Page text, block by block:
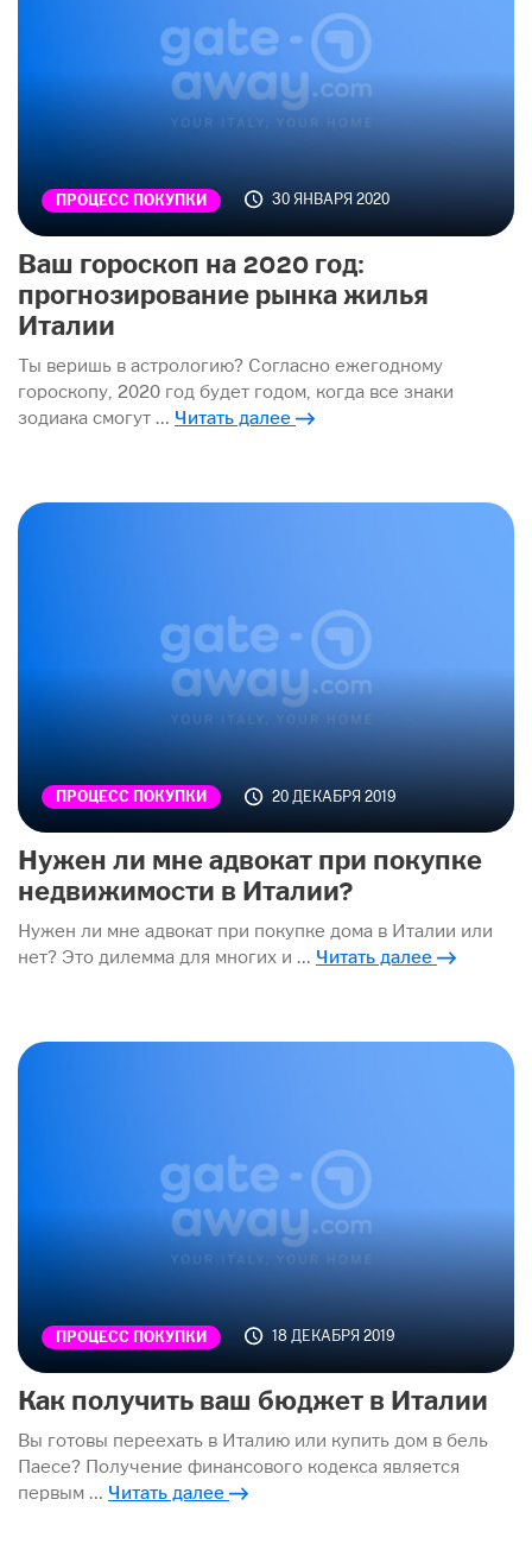
ПРОЦЕСС ПОКУПКИ 30 ЯНВАРЯ 2020
Ваш гороскоп на 2020 год:
прогнозирование рынка жилья
Италии
Ты веришь в астрологию? Согласно ежегодному
гороскопу, 2020 год будет годом, когда все знаки
зодиака смогут … Читать далее
ПРОЦЕСС ПОКУПКИ 20 ДЕКАБРЯ 2019
Нужен ли мне адвокат при покупке
недвижимости в Италии?
Нужен ли мне адвокат при покупке дома в Италии или
нет? Это дилемма для многих и … Читать далее
ПРОЦЕСС ПОКУПКИ 18 ДЕКАБРЯ 2019
Как получить ваш бюджет в Италии
Вы готовы переехать в Италию или купить дом в бель
Паесе? Получение финансового кодекса является
первым … Читать далее